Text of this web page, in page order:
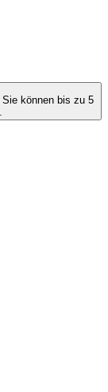
Sie können bis zu 5